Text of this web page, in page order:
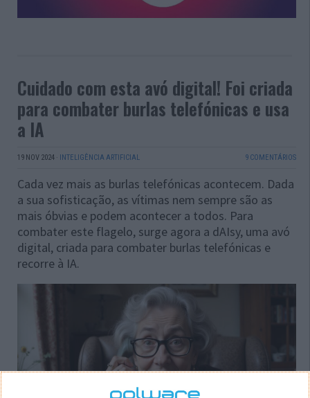
Cuidado com esta avó digital! Foi criada
para combater burlas telefónicas e usa
a IA
19 NOV 2024 · INTELIGÊNCIA ARTIFICIAL 9 COMENTÁRIOS
Cada vez mais as burlas telefónicas acontecem. Dada
a sua sofisticação, as vítimas nem sempre são as
mais óbvias e podem acontecer a todos. Para
combater este flagelo, surge agora a dAIsy, uma avó
digital, criada para combater burlas telefónicas e
recorre à IA.